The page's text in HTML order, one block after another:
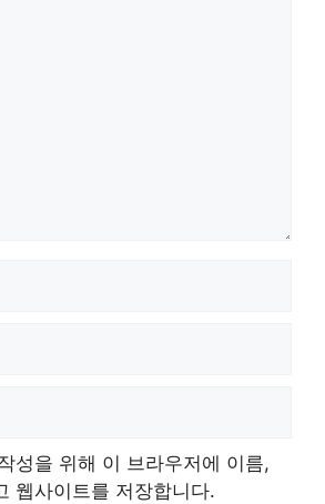
성을 위해 이 브라우저에 이름,
웹사이트를 저장합니다.